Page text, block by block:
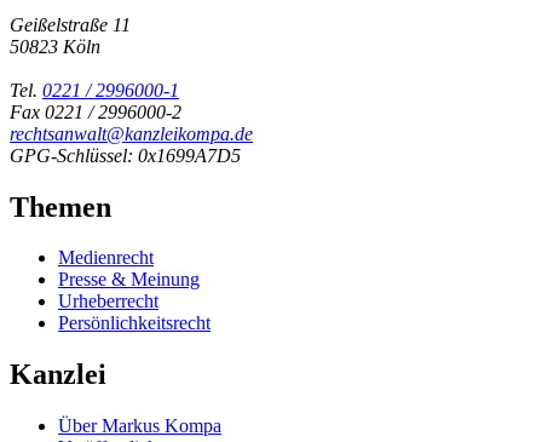
Geißelstraße 11
50823 Köln
Tel. 0221 / 2996000-1
Fax 0221 / 2996000-2
rechtsanwalt@kanzleikompa.de
GPG-Schlüssel: 0x1699A7D5
Themen
Medienrecht
Presse & Meinung
Urheberrecht
Persönlichkeitsrecht
Kanzlei
Über Markus Kompa